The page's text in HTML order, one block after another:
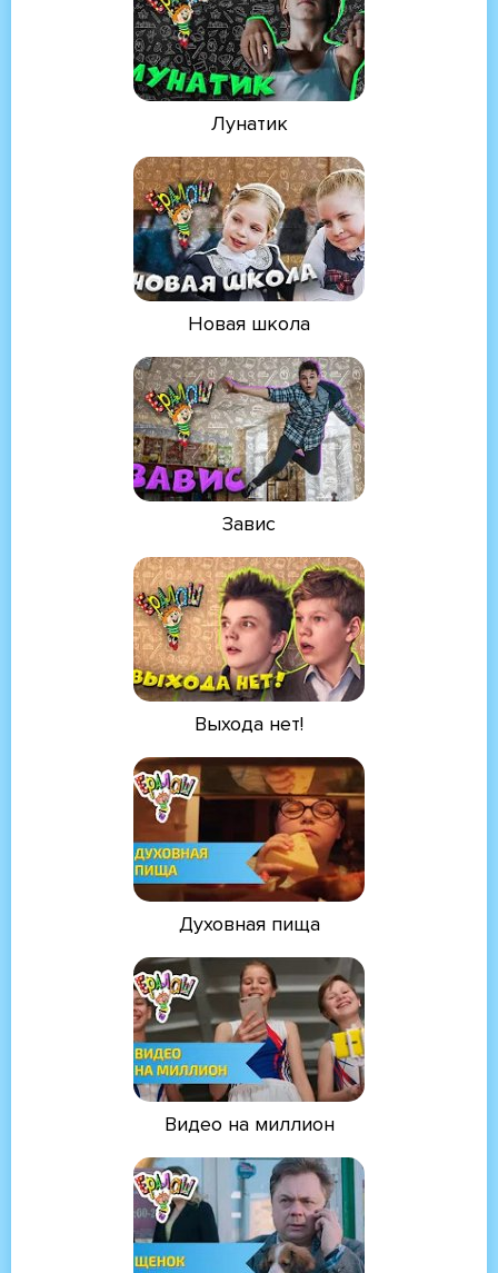
Лунатик
Новая школа
Завис
Выхода нет!
Духовная пища
Видео на миллион